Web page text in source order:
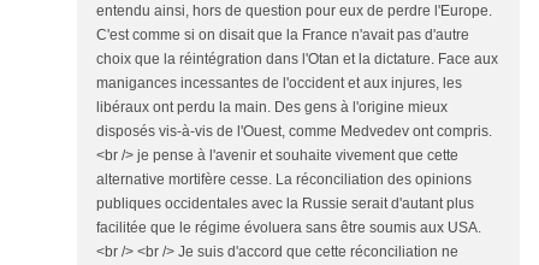
entendu ainsi, hors de question pour eux de perdre l'Europe.
C'est comme si on disait que la France n'avait pas d'autre
choix que la réintégration dans l'Otan et la dictature. Face aux
manigances incessantes de l'occident et aux injures, les
libéraux ont perdu la main. Des gens à l'origine mieux
disposés vis-à-vis de l'Ouest, comme Medvedev ont compris.
<br /> je pense à l'avenir et souhaite vivement que cette
alternative mortifère cesse. La réconciliation des opinions
publiques occidentales avec la Russie serait d'autant plus
facilitée que le régime évoluera sans être soumis aux USA.
<br /> <br /> Je suis d'accord que cette réconciliation ne